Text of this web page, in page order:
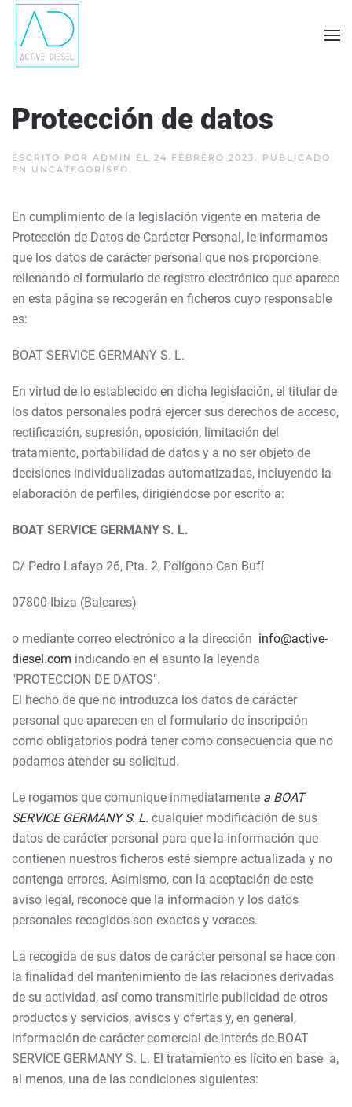
Skip to main content
Protección de datos
ESCRITO POR ADMIN EL 24 FEBRERO 2023. PUBLICADO
EN UNCATEGORISED.
En cumplimiento de la legislación vigente en materia de
Protección de Datos de Carácter Personal, le informamos
que los datos de carácter personal que nos proporcione
rellenando el formulario de registro electrónico que aparece
en esta página se recogerán en ficheros cuyo responsable
es:
BOAT SERVICE GERMANY S. L.
En virtud de lo establecido en dicha legislación, el titular de
los datos personales podrá ejercer sus derechos de acceso,
rectificación, supresión, oposición, limitación del
tratamiento, portabilidad de datos y a no ser objeto de
decisiones individualizadas automatizadas, incluyendo la
elaboración de perfiles, dirigiéndose por escrito a:
BOAT SERVICE GERMANY S. L.
C/ Pedro Lafayo 26, Pta. 2, Polígono Can Bufí
07800-Ibiza (Baleares)
o mediante correo electrónico a la dirección info@active-
diesel.com indicando en el asunto la leyenda
"PROTECCION DE DATOS".
El hecho de que no introduzca los datos de carácter
personal que aparecen en el formulario de inscripción
como obligatorios podrá tener como consecuencia que no
podamos atender su solicitud.
Le rogamos que comunique inmediatamente a BOAT
SERVICE GERMANY S. L. cualquier modificación de sus
datos de carácter personal para que la información que
contienen nuestros ficheros esté siempre actualizada y no
contenga errores. Asimismo, con la aceptación de este
aviso legal, reconoce que la información y los datos
personales recogidos son exactos y veraces.
La recogida de sus datos de carácter personal se hace con
la finalidad del mantenimiento de las relaciones derivadas
de su actividad, así como transmitirle publicidad de otros
productos y servicios, avisos y ofertas y, en general,
información de carácter comercial de interés de BOAT
SERVICE GERMANY S. L. El tratamiento es lícito en base a,
al menos, una de las condiciones siguientes: